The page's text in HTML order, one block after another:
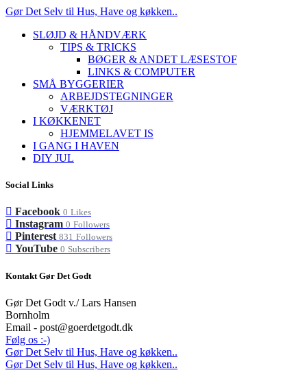
Gør Det Selv til Hus, Have og køkken..
SLØJD & HÅNDVÆRK
TIPS & TRICKS
BØGER & ANDET LÆSESTOF
LINKS & COMPUTER
SMÅ BYGGERIER
ARBEJDSTEGNINGER
VÆRKTØJ
I KØKKENET
HJEMMELAVET IS
I GANG I HAVEN
DIY JUL
Social Links
Facebook 0 Likes
Instagram 0 Followers
Pinterest 831 Followers
YouTube 0 Subscribers
Kontakt Gør Det Godt
Gør Det Godt v./ Lars Hansen
Bornholm
Email - post@goerdetgodt.dk
Følg os :-)
Gør Det Selv til Hus, Have og køkken..
Gør Det Selv til Hus, Have og køkken..